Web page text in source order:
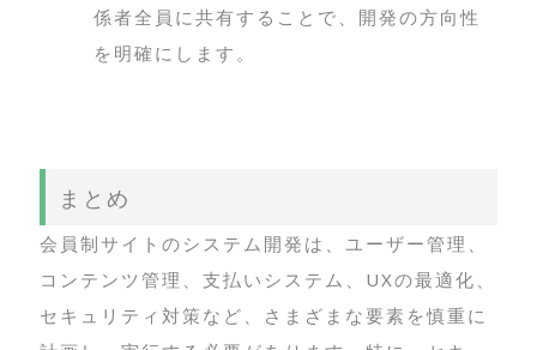
係者全員に共有することで、開発の方向性
を明確にします。
まとめ
会員制サイトのシステム開発は、ユーザー管理、
コンテンツ管理、支払いシステム、UXの最適化、
セキュリティ対策など、さまざまな要素を慎重に